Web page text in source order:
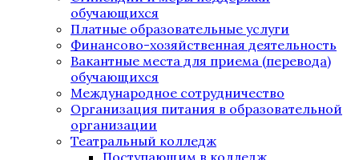
обучающихся
Платные образовательные услуги
Финансово-хозяйственная деятельность
Вакантные места для приема (перевода)
обучающихся
Международное сотрудничество
Организация питания в образовательной
организации
Театральный колледж
Поступающим в колледж